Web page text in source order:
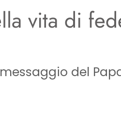
vita di
del